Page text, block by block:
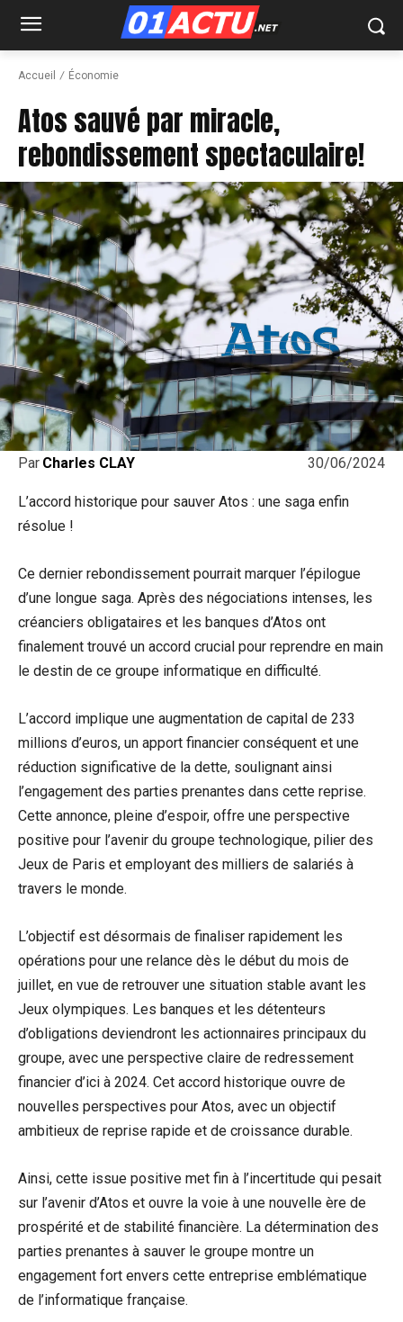
Accueil Économie
Atos sauvé par miracle,
rebondissement spectaculaire!
30/06/2024
Par Charles CLAY
L’accord historique pour sauver Atos : une saga enfin
résolue !
Ce dernier rebondissement pourrait marquer l’épilogue
d’une longue saga. Après des négociations intenses, les
créanciers obligataires et les banques d’Atos ont
finalement trouvé un accord crucial pour reprendre en main
le destin de ce groupe informatique en difficulté.
L’accord implique une augmentation de capital de 233
millions d’euros, un apport financier conséquent et une
réduction significative de la dette, soulignant ainsi
l’engagement des parties prenantes dans cette reprise.
Cette annonce, pleine d’espoir, offre une perspective
positive pour l’avenir du groupe technologique, pilier des
Jeux de Paris et employant des milliers de salariés à
travers le monde.
L’objectif est désormais de finaliser rapidement les
opérations pour une relance dès le début du mois de
juillet, en vue de retrouver une situation stable avant les
Jeux olympiques. Les banques et les détenteurs
d’obligations deviendront les actionnaires principaux du
groupe, avec une perspective claire de redressement
financier d’ici à 2024. Cet accord historique ouvre de
nouvelles perspectives pour Atos, avec un objectif
ambitieux de reprise rapide et de croissance durable.
Ainsi, cette issue positive met fin à l’incertitude qui pesait
sur l’avenir d’Atos et ouvre la voie à une nouvelle ère de
prospérité et de stabilité financière. La détermination des
parties prenantes à sauver le groupe montre un
engagement fort envers cette entreprise emblématique
de l’informatique française.